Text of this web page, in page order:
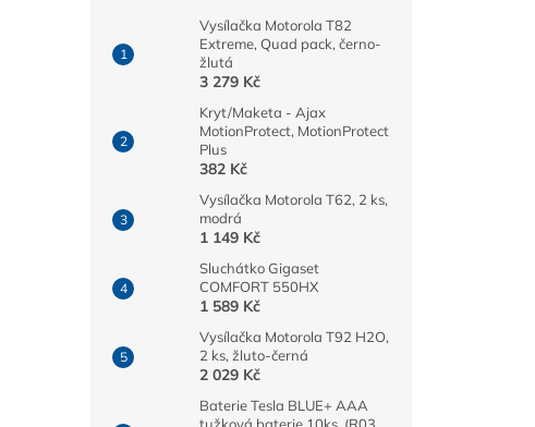
Vysílačka Motorola T82
Extreme, Quad pack, černo-
žlutá
3 279 Kč
Kryt/Maketa - Ajax
MotionProtect, MotionProtect
Plus
382 Kč
Vysílačka Motorola T62, 2 ks,
modrá
1 149 Kč
Sluchátko Gigaset
COMFORT 550HX
1 589 Kč
Vysílačka Motorola T92 H2O,
2 ks, žluto-černá
2 029 Kč
Baterie Tesla BLUE+ AAA